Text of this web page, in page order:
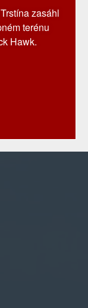
zasáhl
terénu
Hawk.